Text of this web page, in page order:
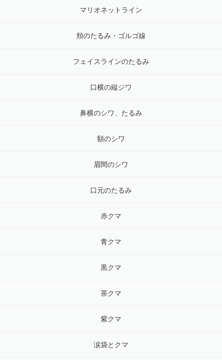
マリオネットライン
頬のたるみ・ゴルゴ線
フェイスラインのたるみ
口横の縦ジワ
鼻横のシワ、たるみ
額のシワ
眉間のシワ
口元のたるみ
赤クマ
青クマ
黒クマ
茶クマ
紫クマ
涙袋とクマ